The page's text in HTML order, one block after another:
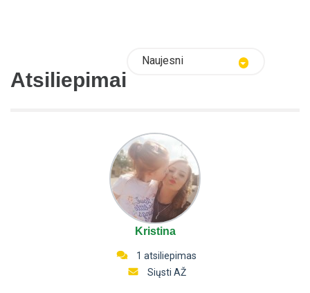
Atsiliepimai
Naujesni
Kristina
1 atsiliepimas
Siųsti AŽ